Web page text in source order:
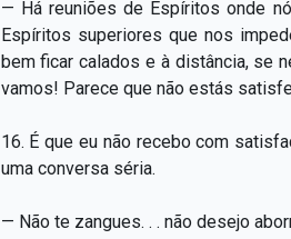
— Há reuniões de Espíritos onde
Espíritos superiores que nos
bem ficar calados e à distância, se
vamos! Parece que não estás
16. É que eu não recebo com
uma conversa séria.
— Não te zangues. . . não desejo